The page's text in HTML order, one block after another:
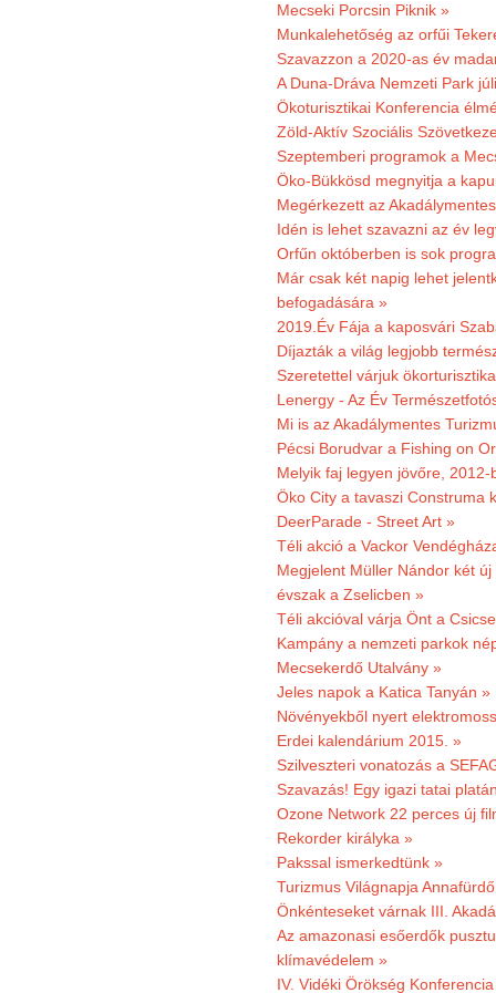
Mecseki Porcsin Piknik »
Munkalehetőség az orfűi
Szavazzon a 2020-as év
A Duna-Dráva Nemzeti Park
Ökoturisztikai Konferencia
Zöld-Aktív Szociális
Szeptemberi programok a
Öko-Bükkösd megnyitja a
Megérkezett az
Idén is lehet szavazni az év
Orfűn októberben is sok
Már csak két napig lehet
befogadására »
2019.Év Fája a kaposvári
Díjazták a világ legjobb
Szeretettel várjuk
Lenergy - Az Év
Mi is az Akadálymentes
Pécsi Borudvar a Fishing on
Melyik faj legyen jövőre,
Öko City a tavaszi Construma
DeerParade - Street Art »
Téli akció a Vackor
Megjelent Müller Nándor két
évszak a Zselicben »
Téli akcióval várja Önt a
Kampány a nemzeti parkok
Mecsekerdő Utalvány »
Jeles napok a Katica Tanyán »
Növényekből nyert
Erdei kalendárium 2015. »
Szilveszteri vonatozás a
Szavazás! Egy igazi tatai
Ozone Network 22 perces új
Rekorder királyka »
Pakssal ismerkedtünk »
Turizmus Világnapja
Önkénteseket várnak III.
Az amazonasi esőerdők
klímavédelem »
IV. Vidéki Örökség